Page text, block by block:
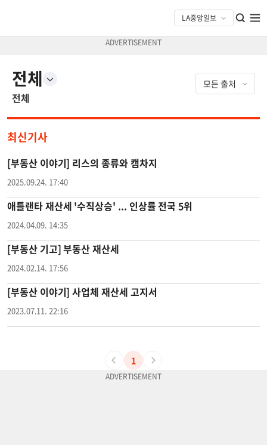
전체
전체
최신기사
[부동산 이야기] 리스의 종류와 캠차지
2025.09.24. 17:40
애틀랜타 재산세 '수직상승' ... 인상률 전국 5위
2024.04.09. 14:35
[부동산 기고] 부동산 재산세
2024.02.14. 17:56
[부동산 이야기] 사업체 재산세 고지서
2023.07.11. 22:16
1